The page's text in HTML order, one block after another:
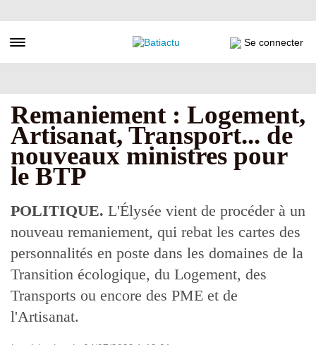
au
principal
Toggle navigation Se connecter
Remaniement : Logement,
Artisanat, Transport... de
nouveaux ministres pour
le BTP
POLITIQUE. L'Élysée vient de procéder à un
nouveau remaniement, qui rebat les cartes des
personnalités en poste dans les domaines de la
Transition écologique, du Logement, des
Transports ou encore des PME et de
l'Artisanat.